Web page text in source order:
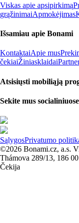
Viskas apie apsipirkimą
grąžinimaiApmokėjimas
Išsamiau apie Bonami
KontaktaiApie mus
čekiaiŽiniasklaidai
Atsisiųsti mobiliąją
Sekite mus
SąlygosPrivatumo
©2026 Bonami.cz, a.s.
Thámova 289/13, 186 00
Čekija